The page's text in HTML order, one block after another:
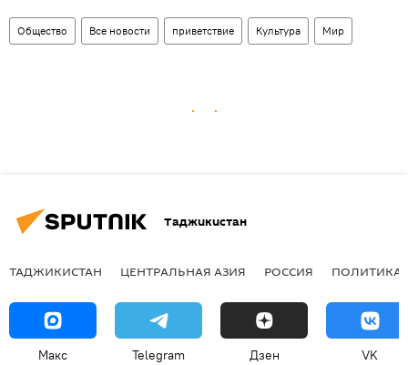
Общество Все новости приветствие Культура Мир
Таджикистан
ТАДЖИКИСТАН ЦЕНТРАЛЬНАЯ АЗИЯ РОССИЯ ПОЛИТИКА
Макс Telegram Дзен VK